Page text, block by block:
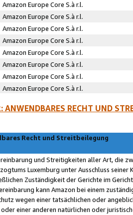
Amazon Europe Core S.à r.l.
Amazon Europe Core S.à r.l.
Amazon Europe Core S.à r.l.
Amazon Europe Core S.à r.l.
Amazon Europe Core S.à r.l.
Amazon Europe Core S.à r.l.
Amazon Europe Core S.à r.l.
Amazon Europe Core S.à r.l.
ANWENDBARES RECHT UND
Recht und Streitbeilegung
und Streitigkeiten aller Art, die
Luxemburg unter Ausschluss
Zuständigkeit der Gerichte im
kann Amazon bei einem
wegen einer tatsächlichen oder
einer anderen natürlichen oder